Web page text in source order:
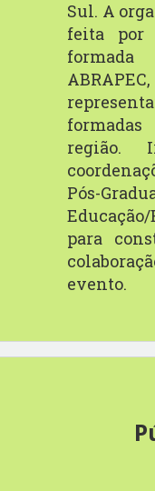
Sul. A
feita
por
formada
formadas
região.
Pós-
para
evento.